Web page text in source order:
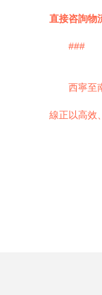
直接咨詢物
###
西寧至
線正以高效